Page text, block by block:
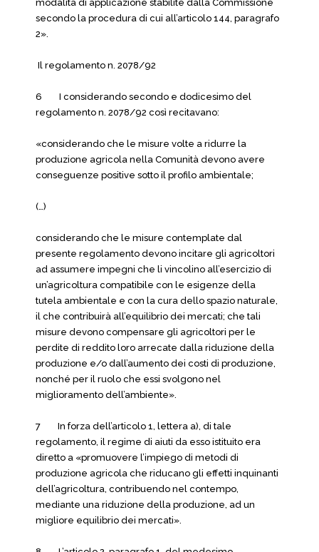
modalità di applicazione stabilite dalla Commissione
secondo la procedura di cui all’articolo 144, paragrafo
2».
Il regolamento n. 2078/92
6 I considerando secondo e dodicesimo del
regolamento n. 2078/92 così recitavano:
«considerando che le misure volte a ridurre la
produzione agricola nella Comunità devono avere
conseguenze positive sotto il profilo ambientale;
(…)
considerando che le misure contemplate dal
presente regolamento devono incitare gli agricoltori
ad assumere impegni che li vincolino all’esercizio di
un’agricoltura compatibile con le esigenze della
tutela ambientale e con la cura dello spazio naturale,
il che contribuirà all’equilibrio dei mercati; che tali
misure devono compensare gli agricoltori per le
perdite di reddito loro arrecate dalla riduzione della
produzione e/o dall’aumento dei costi di produzione,
nonché per il ruolo che essi svolgono nel
miglioramento dell’ambiente».
7 In forza dell’articolo 1, lettera a), di tale
regolamento, il regime di aiuti da esso istituito era
diretto a «promuovere l’impiego di metodi di
produzione agricola che riducano gli effetti inquinanti
dell’agricoltura, contribuendo nel contempo,
mediante una riduzione della produzione, ad un
migliore equilibrio dei mercati».